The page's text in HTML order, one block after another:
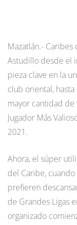
Mazatlán.-
Astudillo desde el
pieza clave en la
club oriental,
mayor cantidad
Jugador Más
2021.
Ahora, el súper
del Caribe,
prefieren
de Grandes Ligas
organizado